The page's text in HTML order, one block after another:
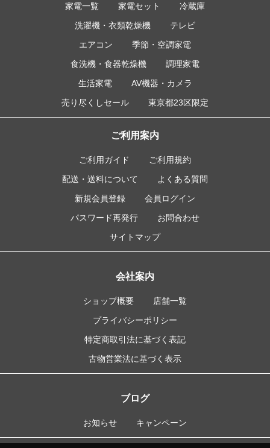
家電一覧 家電セット
冷蔵庫
洗濯機・衣類乾燥機
テレビ
エアコン
季節・空調家電
食洗機・食器乾燥機
調理家電
生活家電
AV機器・カメラ
売り尽くしセール
東京都23区限定
ご利用案内
ご利用ガイド
ご利用規約
配送・送料について
よくある質問
新規会員登録
会員ログイン
パスワード再発行
お問合わせ
サイトマップ
会社案内
ショップ概要
店舗一覧
プライバシーポリシー
特定商取引法に基づく表記
古物営業法に基づく表示
ブログ
お知らせ キャンペーン